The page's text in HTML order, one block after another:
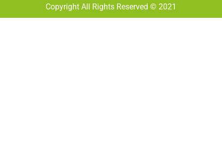
Copyright All Rights Reserved © 2021